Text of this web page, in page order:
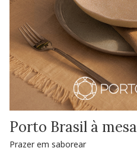
Porto Brasil à mesa
Prazer em saborear